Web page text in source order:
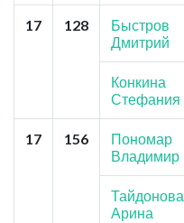
17 128
Быстров
Дмитрий
Конкина
Стефания
17 156
Пономар
Владимир
Тайдонова
Арина